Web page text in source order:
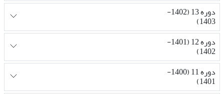
دوره 13 (1402-
1403)
دوره 12 (1401-
1402)
دوره 11 (1400-
1401)